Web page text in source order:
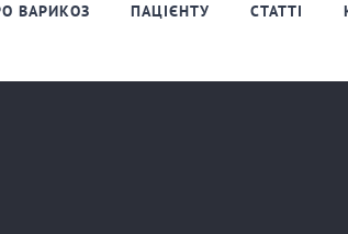
ВАРИКОЗ ПАЦІЄНТУ СТАТТІ